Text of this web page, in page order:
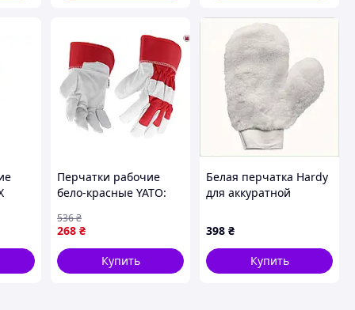
Перчатки рабочие
бело-красные YATO:
размер 9 [10/120]
268 ₴
536₴
Купить
Белая перчатка Hardy
для аккуратной
867622THH9
398 ₴
Купить